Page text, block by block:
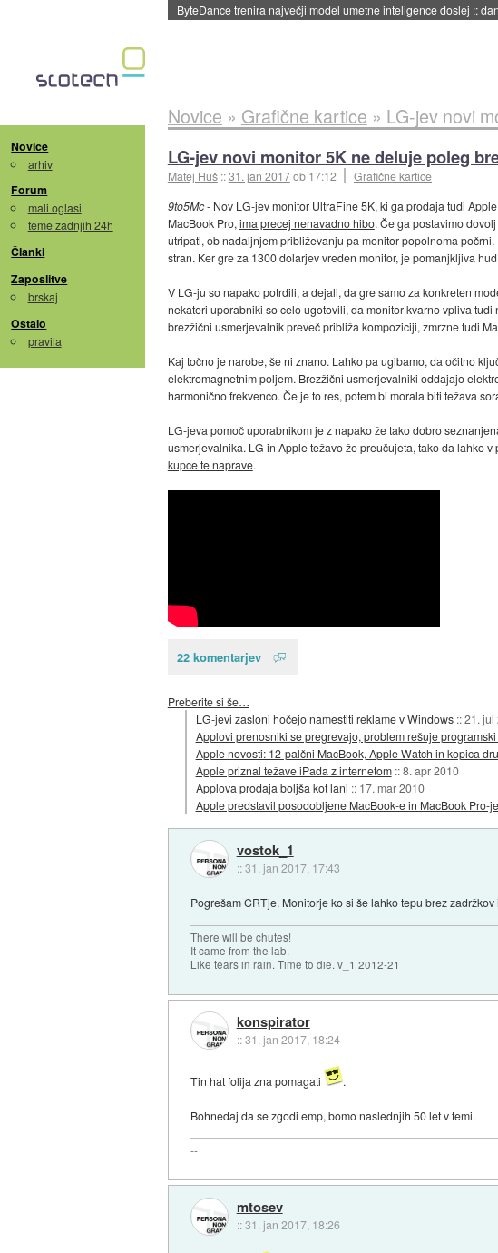
Spletne strani začele streči oglase za agente umetne inteligence
Novice
arhiv
Forum
mali oglasi
teme zadnjih 24h
Članki
Zaposlitve
brskaj
Ostalo
pravila
Novice » Grafične kartice » LG-jev novi
LG-jev novi monitor 5K ne deluje poleg
Matej Huš ::31. jan 2017ob 17:12
Grafične kartice
9to5Mc- Nov LG-jev monitor UltraFine 5K, ki ga prodaja tudi
MacBook Pro, ima precej nenavadno hibo. Če ga postavimo
utripati, ob nadaljnjem približevanju pa monitor popolnoma
stran. Ker gre za 1300 dolarjev vreden monitor, je pomanjkljiva
V LG-ju so napako potrdili, a dejali, da gre samo za konkreten
nekateri uporabniki so celo ugotovili, da monitor kvarno vpliva
brezžični usmerjevalnik preveč približa kompoziciji, zmrzne tudi
Kaj točno je narobe, še ni znano. Lahko pa ugibamo, da očitno
elektromagnetnim poljem. Brezžični usmerjevalniki oddajajo
harmonično frekvenco. Če je to res, potem bi morala biti težava
LG-jeva pomoč uporabnikom je z napako že tako dobro
usmerjevalnika. LG in Apple težavo že preučujeta, tako da lahko
kupce te naprave.
22 komentarjev
Preberite si še…
LG-jevi zasloni hočejo namestiti reklame v Windows ::21. jul
Applovi prenosniki se pregrevajo, problem rešuje
Apple novosti: 12-palčni MacBook, Apple Watch in kopica
Apple priznal težave iPada z internetom ::8. apr 2010
Applova prodaja boljša kot lani :: 17. mar 2010
Apple predstavil posodobljene MacBook-e in MacBook Pro-je
vostok_1
::31. jan 2017, 17:43
Pogrešam CRTje. Monitorje ko si še lahko tepu brez
There will be chutes!
It came from the lab.
Like tears in rain. Time to die. v_1 2012-21
konspirator
::31. jan 2017, 18:24
Tin hat folija zna pomagati .
Bohnedaj da se zgodi emp, bomo naslednjih 50 let v temi.
--
mtosev
::31. jan 2017, 18:26